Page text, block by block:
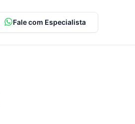
Fale com Especialista